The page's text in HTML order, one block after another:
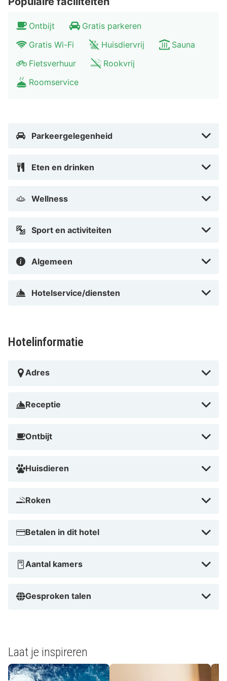
wandelen in de uitgestrekte beukenbossen of volg de
Eder-fietsroute. Op het 27 kilometer lange meer kun je
zeilen en vissen. Breng een bezoekje aan het kasteel
Schloss Waldeck bovenop de berg. Geniet van het
Ontbijt
Gratis parkeren
Gratis Wi-Fi
Huisdiervrij
Sauna
Fietsverhuur
Rookvrij
Roomservice
Parkeergelegenheid
Eten en drinken
Wellness
Sport en activiteiten
Algemeen
Hotelservice/diensten
Hotelinformatie
Adres
Receptie
Ontbijt
Huisdieren
Roken
Betalen in dit hotel
Aantal kamers
Gesproken talen
Laat je inspireren